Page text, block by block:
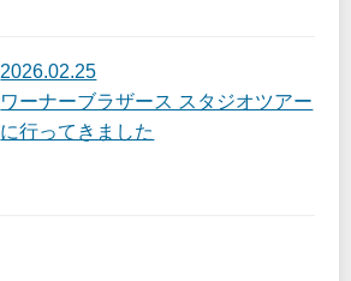
2026.02.25
ワーナーブラザース スタジオツアー
に行ってきました